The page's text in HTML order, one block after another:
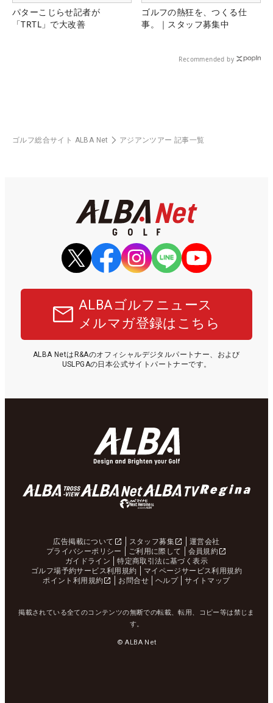
パターこじらせ記者が
「TRTL」で大改善
ゴルフの熱狂を、つくる仕
事。｜スタッフ募集中
Recommended by
ゴルフ総合サイト ALBA Net アジアンツアー 記事一覧
ALBAゴルフニュース
メルマガ登録はこちら
ALBA NetはR&Aのオフィシャルデジタルパートナー、および
USLPGAの日本公式サイトパートナーです。
広告掲載について スタッフ募集
運営会社
プライバシーポリシー
ご利用に際して
会員規約
ガイドライン
特定商取引法に基づく表示
ゴルフ場予約サービス利用規約
マイページサービス利用規約
ポイント利用規約
お問合せ ヘルプ サイトマップ
掲載されている全てのコンテンツの無断での転載、転用、コピー等は禁じま
す。
© ALBA Net